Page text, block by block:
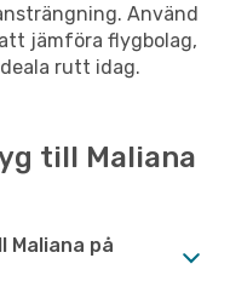
Använd
jämföra flygbolag,
rutt idag.
till Maliana
Maliana på